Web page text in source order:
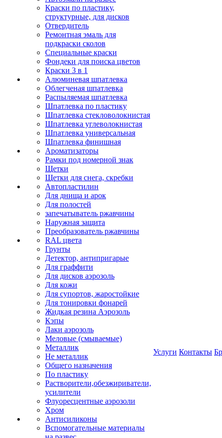
Краски по пластику,
структурные, для дисков
Отвердитель
Ремонтная эмаль для
подкраски сколов
Специальные краски
Фондеки для поиска цветов
Краски 3 в 1
Алюминевая шпатлевка
Облегченая шпатлевка
Распыляемая шпатлевка
Шпатлевка по пластику
Шпатлевка стекловолокнистая
Шпатлевка углеволокнистая
Шпатлевка универсальная
Шпатлевка финишная
Ароматизаторы
Рамки под номерной знак
Щетки
Щетки для снега, скребки
Автопластилин
Для днища и арок
Для полостей
запечатыватель ржавчины
Наружная защита
Преобразователь ржавчины
RAL цвета
Грунты
Детектор, антипригарые
Для граффити
Для дисков аэрозоль
Для кожи
Для супортов, жаростойкие
Для тонировки фонарей
Жидкая резина Аэрозоль
Кэпы
Лаки аэрозоль
Меловые (смываемые)
Металлик
Не металлик
Общего назначения
По пластику
Растворители,обезжириватели,
усилители
Флуоресцентные аэрозоли
Хром
Антисиликоны
Вспомогательные материалы
Услуги Контакты